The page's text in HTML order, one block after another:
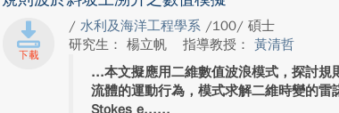
/ 水利及海洋工程學系 /100/ 碩士
研究生： 楊立帆
指導教授： 黃清哲
本文擬應用二維數值波浪模式，探討
流體的運動行為，模式求解二維時變的雷
Stokes e...